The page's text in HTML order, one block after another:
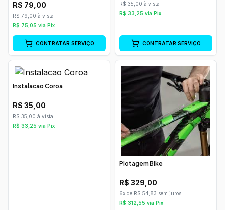
R$ 79,00
R$ 79,00 à vista
R$ 75,05 via Pix
CONTRATAR SERVIÇO
R$ 35,00 à vista
R$ 33,25 via Pix
CONTRATAR SERVIÇO
Instalacao Coroa
R$ 35,00
R$ 35,00 à vista
R$ 33,25 via Pix
Plotagem Bike
R$ 329,00
6x de R$ 54,83 sem juros
R$ 312,55 via Pix